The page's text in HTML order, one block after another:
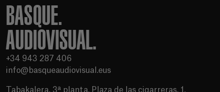
BASQUE.
AUDIOVISUAL.
+34 943 287 406
info@basqueaudiovisual.eus
Tabakalera, 3ª planta. Plaza de las cigarreras, 1.